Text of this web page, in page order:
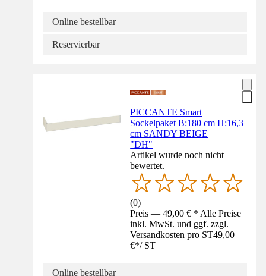
Online bestellbar
Reservierbar
PICCANTE Smart
Sockelpaket B:180 cm H:16,3
cm SANDY BEIGE
"DH"
Artikel wurde noch nicht
bewertet.
(0)
Preis — 49,00 € * Alle Preise
inkl. MwSt. und ggf. zzgl.
Versandkosten pro ST49,00
€*/ ST
Online bestellbar